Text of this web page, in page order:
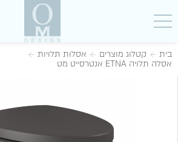
בית קטלוג מוצרים
אסלות תלויות
אסלה תלויה ETNA אנטרסייט מט